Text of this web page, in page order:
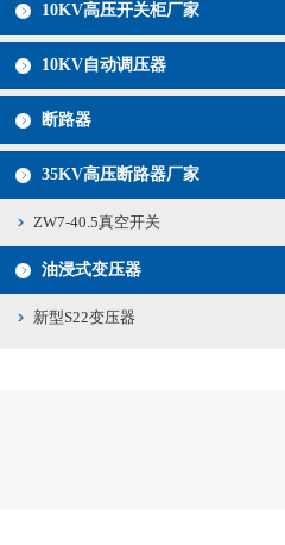
10KV高压开关柜厂家
10KV自动调压器
断路器
35KV高压断路器厂家
ZW7-40.5真空开关
油浸式变压器
新型S22变压器